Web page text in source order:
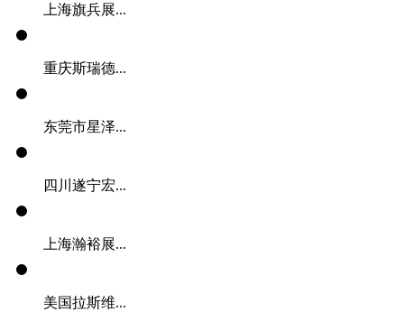
上海旗兵展...
重庆斯瑞德...
东莞市星泽...
四川遂宁宏...
上海瀚裕展...
美国拉斯维...